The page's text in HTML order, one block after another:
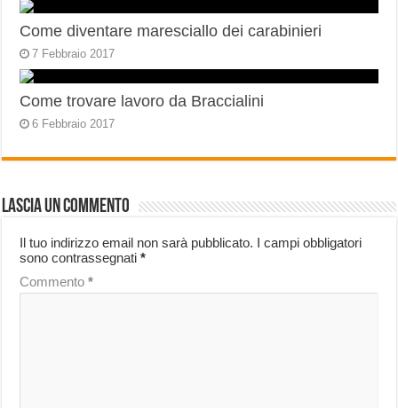
Come diventare maresciallo dei carabinieri
7 Febbraio 2017
Come trovare lavoro da Braccialini
6 Febbraio 2017
Lascia un commento
Il tuo indirizzo email non sarà pubblicato. I campi obbligatori
sono contrassegnati*
Commento*